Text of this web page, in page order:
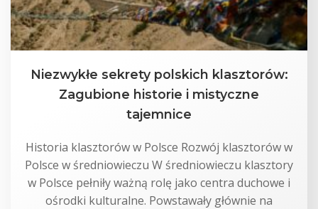
Niezwykłe sekrety polskich klasztorów:
Zagubione historie i mistyczne
tajemnice
Historia klasztorów w Polsce Rozwój klasztorów w
Polsce w średniowieczu W średniowieczu klasztory
w Polsce pełniły ważną rolę jako centra duchowe i
ośrodki kulturalne. Powstawały głównie na